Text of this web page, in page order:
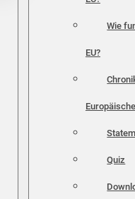
Wie
EU?
Quiz